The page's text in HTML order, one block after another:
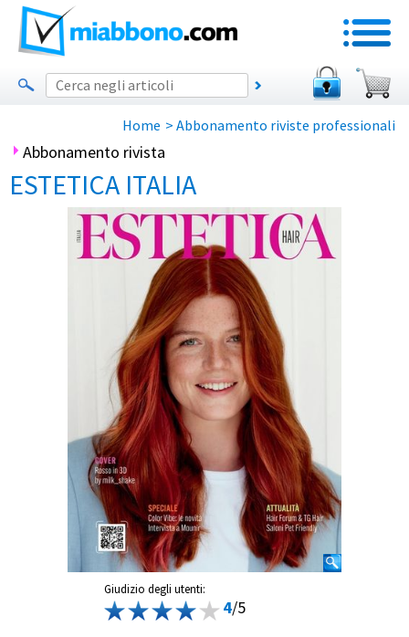
Home > Abbonamento riviste professionali
Abbonamento rivista
ESTETICA ITALIA
Giudizio degli utenti:
4/5